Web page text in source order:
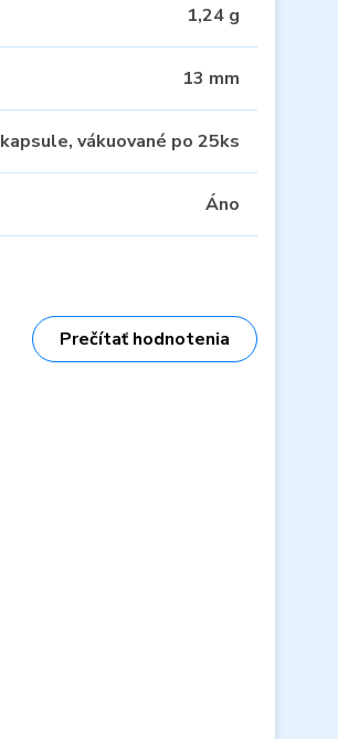
1,24 g
13 mm
kapsule, vákuované po 25ks
Áno
Prečítať hodnotenia